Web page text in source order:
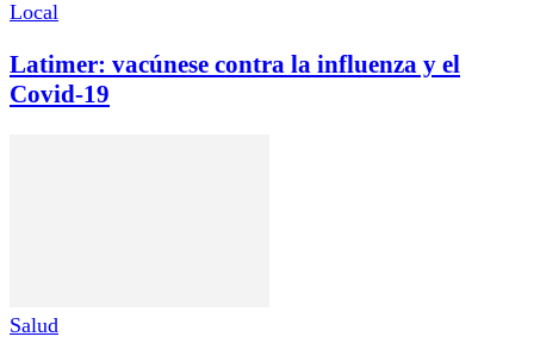
Local
Latimer: vacúnese contra la influenza y el
Covid-19
Salud